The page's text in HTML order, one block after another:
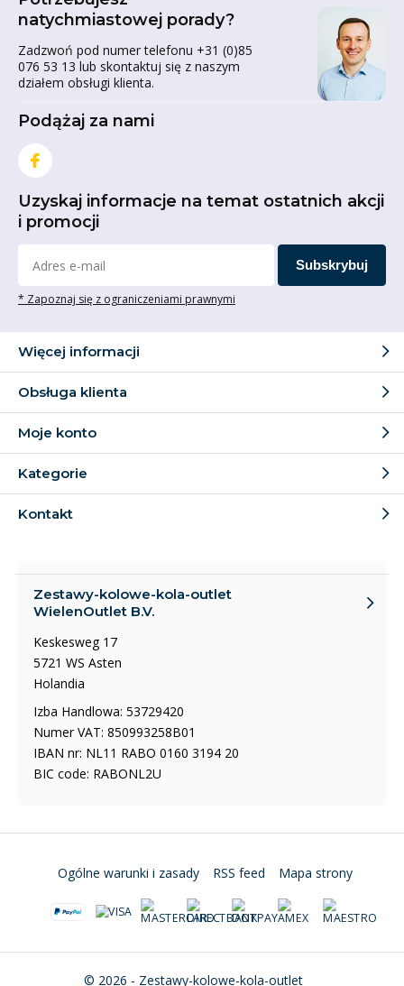
natychmiastowej porady?
Zadzwoń pod numer telefonu +31 (0)85
076 53 13 lub skontaktuj się z naszym
działem obsługi klienta.
Podążaj za nami
Uzyskaj informacje na temat ostatnich akcji
i promocji
Subskrybuj
* Zapoznaj się z ograniczeniami prawnymi
Więcej informacji
Obsługa klienta
Moje konto
Kategorie
Kontakt
Zestawy-kolowe-kola-outlet
WielenOutlet B.V.
Keskesweg 17
5721 WS Asten
Holandia
Izba Handlowa: 53729420
Numer VAT: 850993258B01
IBAN nr: NL11 RABO 0160 3194 20
BIC code: RABONL2U
© 2026 - Zestawy-kolowe-kola-outlet
Ogólne warunki i zasady RSS feed Mapa strony